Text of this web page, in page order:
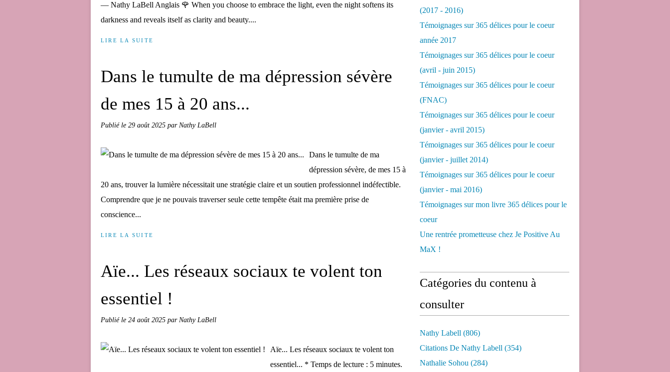
— Nathy LaBell Anglais 🌹 When you choose to embrace the light, even the night softens its
darkness and reveals itself as clarity and beauty....
LIRE LA SUITE
Dans le tumulte de ma dépression sévère
de mes 15 à 20 ans...
Publié le 29 août 2025 par Nathy LaBell
Dans le tumulte de ma
dépression sévère, de mes 15 à
20 ans, trouver la lumière nécessitait une stratégie claire et un soutien professionnel indéfectible.
Comprendre que je ne pouvais traverser seule cette tempête était ma première prise de
conscience...
LIRE LA SUITE
Aïe... Les réseaux sociaux te volent ton
essentiel !
Publié le 24 août 2025 par Nathy LaBell
Aïe... Les réseaux sociaux te volent ton
essentiel... * Temps de lecture : 5 minutes.
(2017 - 2016)
Témoignages sur 365 délices pour le coeur
année 2017
Témoignages sur 365 délices pour le coeur
(avril - juin 2015)
Témoignages sur 365 délices pour le coeur
(FNAC)
Témoignages sur 365 délices pour le coeur
(janvier - avril 2015)
Témoignages sur 365 délices pour le coeur
(janvier - juillet 2014)
Témoignages sur 365 délices pour le coeur
(janvier - mai 2016)
Témoignages sur mon livre 365 délices pour le
coeur
Une rentrée prometteuse chez Je Positive Au
MaX !
Catégories du contenu à
consulter
Nathy Labell (806)
Citations De Nathy Labell (354)
Nathalie Sohou (284)